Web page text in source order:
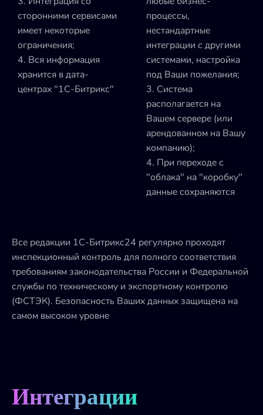
сторонними сервисами
имеет некоторые
ограничения;
4. Вся информация
хранится в дата-
центрах "1С-Битрикс"
процессы,
нестандартные
интеграции с другими
системами, настройка
под Ваши пожелания;
3. Система
располагается на
Вашем сервере (или
арендованном на Вашу
компанию);
4. При переходе с
"облака" на "коробку"
данные сохраняются
Все редакции 1С-Битрикс24 регулярно проходят
инспекционный контроль для полного соответствия
требованиям законодательства России и Федеральной
службы по техническому и экспортному контролю
(ФСТЭК). Безопасность Ваших данных защищена на
самом высоком уровне
Интеграции